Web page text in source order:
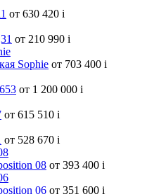
от 630 420 i
от 210 990 i
Sophie от 703 400 i
от 1 200 000 i
от 615 510 i
от 528 670 i
08 от 393 400 i
06 от 351 600 i